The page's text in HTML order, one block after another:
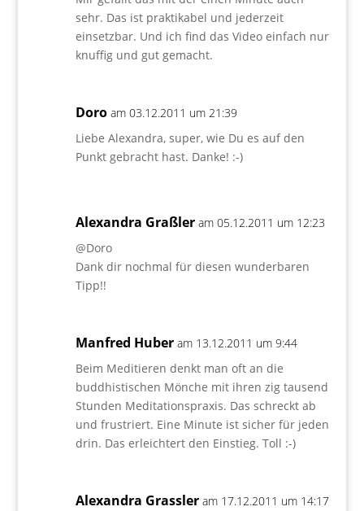
sehr. Das ist praktikabel und jederzeit
einsetzbar. Und ich find das Video einfach nur
knuffig und gut gemacht.
Doro am 03.12.2011 um 21:39
Liebe Alexandra, super, wie Du es auf den
Punkt gebracht hast. Danke! :-)
Alexandra Graßler am 05.12.2011 um 12:23
@Doro
Dank dir nochmal für diesen wunderbaren
Tipp!!
Manfred Huber am 13.12.2011 um 9:44
Beim Meditieren denkt man oft an die
buddhistischen Mönche mit ihren zig tausend
Stunden Meditationspraxis. Das schreckt ab
und frustriert. Eine Minute ist sicher für jeden
drin. Das erleichtert den Einstieg. Toll :-)
Alexandra Grassler am 17.12.2011 um 14:17